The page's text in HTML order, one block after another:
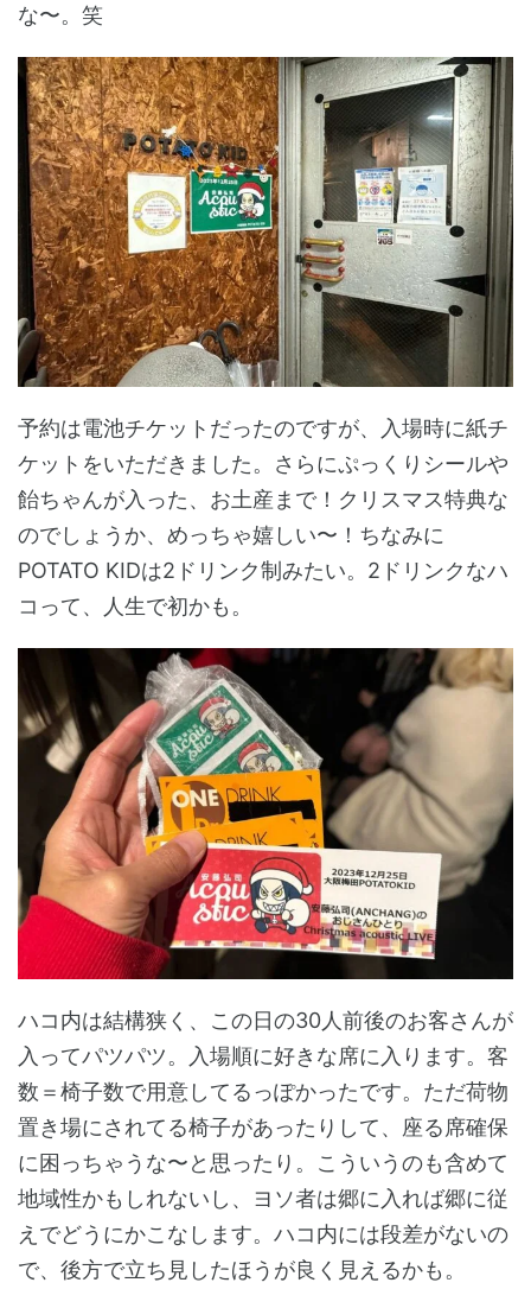
な〜。笑
予約は電池チケットだったのですが、入場時に紙チ
ケットをいただきました。さらにぷっくりシールや
飴ちゃんが入った、お土産まで！クリスマス特典な
のでしょうか、めっちゃ嬉しい〜！ちなみに
POTATO KIDは2ドリンク制みたい。2ドリンクなハ
コって、人生で初かも。
ハコ内は結構狭く、この日の30人前後のお客さんが
入ってパツパツ。入場順に好きな席に入ります。客
数＝椅子数で用意してるっぽかったです。ただ荷物
置き場にされてる椅子があったりして、座る席確保
に困っちゃうな〜と思ったり。こういうのも含めて
地域性かもしれないし、ヨソ者は郷に入れば郷に従
えでどうにかこなします。ハコ内には段差がないの
で、後方で立ち見したほうが良く見えるかも。